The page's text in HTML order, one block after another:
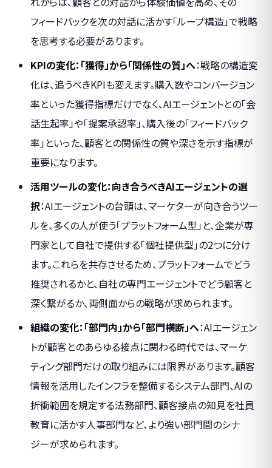
フィードバックを次の対話に活かす「ループ構造」で戦略
を思考する必要があります。
KPIの変化：「獲得」から「関係性の質」へ：戦略の構造変
化は、追うべきKPIも変えます。購入数やコンバージョン
率といった獲得指標だけでなく、AIエージェントとの「会
話生起率」や「提案承認率」、購入後の「フィードバック
率」といった、顧客との関係性の質や深さを示す指標が
重要になります。
活用ツールの変化：向き合うべきAIエージェントの選
択：AIエージェントの台頭は、マーケターが向き合うツー
ルを、多くの人が使う「プラットフォーム型」と、企業が専
門家として自社で提供する「個社提供型」の2つに分け
ます。これらを共存させるため、プラットフォームでどう
推奨されるかと、自社の専門エージェントでどう顧客と
深く繋がるか、両側面からの戦略が求められます。
組織の変化：「部門内」から「部門横断」へ：AIエージェン
トが顧客とのあらゆる接点に関わる時代では、マーケ
ティング部門だけの取り組みには限界があります。顧客
情報を活用したインフラを整備するシステム部門、AIの
折衝範囲を規定する法務部門、顧客接点の知見を社員
教育に活かす人事部門など、より強い部門間のシナ
ジーが求められます。